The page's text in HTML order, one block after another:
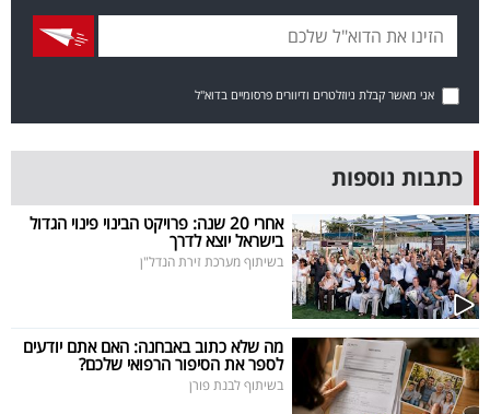
ופנאי
תיירות
5
המילון
הכלכלי
פודקאסט
40
UNDER
אני מאשר קבלת ניוזלטרים ודיוורים פרסומיים בדוא"ל
כתבות נוספות
אחרי 20 שנה: פרויקט הבינוי פינוי הגדול
בישראל יוצא לדרך
בשיתוף מערכת זירת הנדל"ן
מה שלא כתוב באבחנה: האם אתם יודעים
לספר את הסיפור הרפואי שלכם?
בשיתוף לבנת פורן